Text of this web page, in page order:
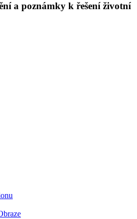
a poznámky k řešení životní